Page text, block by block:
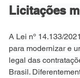
Licitações
A Lei nº 14.133/
para modernizar e
legal das
Brasil.